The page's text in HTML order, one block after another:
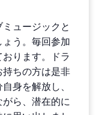
ュージックと
う。毎回参加
ります。ドラ
ちの方は是非
身を解放し、
ら、潜在的に